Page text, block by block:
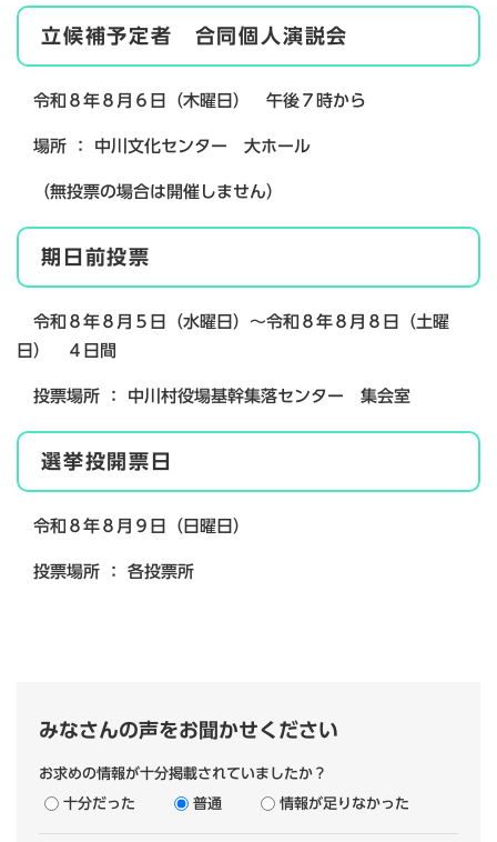
立候補予定者 合同個人演説会
令和８年８月６日（木曜日） 午後７時から
場所 ： 中川文化センター 大ホール
（無投票の場合は開催しません）
期日前投票
令和８年８月５日（水曜日）～令和８年８月８日（土曜
日） ４日間
投票場所 ： 中川村役場基幹集落センター 集会室
選挙投開票日
令和８年８月９日（日曜日）
投票場所 ： 各投票所
みなさんの声をお聞かせください
お求めの情報が十分掲載されていましたか？
十分だった 普通 情報が足りなかった